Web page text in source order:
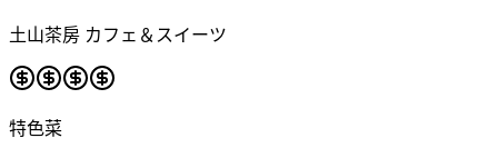
土山茶房 カフェ＆スイーツ
特色菜